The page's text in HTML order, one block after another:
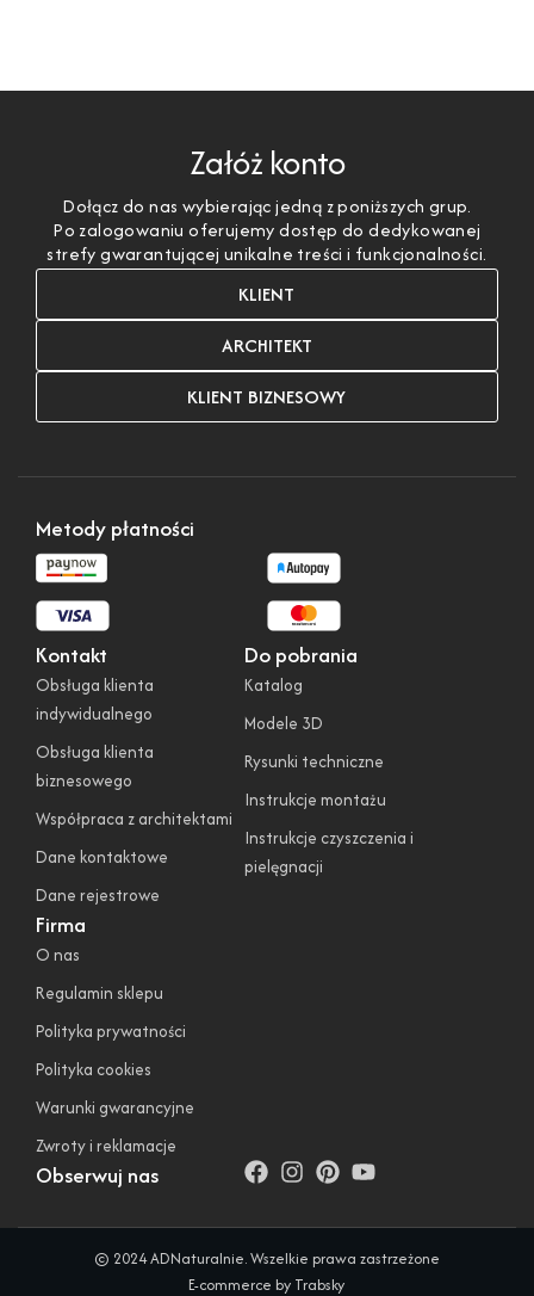
Załóż konto
Dołącz do nas wybierając jedną z poniższych grup.
Po zalogowaniu oferujemy dostęp do dedykowanej
strefy gwarantującej unikalne treści i funkcjonalności.
KLIENT
ARCHITEKT
KLIENT BIZNESOWY
Firma
O nas
Regulamin sklepu
Polityka prywatności
Polityka cookies
Warunki gwarancyjne
Zwroty i reklamacje
Kontakt
Obsługa klienta
indywidualnego
Obsługa klienta
biznesowego
Współpraca z architektami
Dane kontaktowe
Dane rejestrowe
Do pobrania
Katalog
Modele 3D
Rysunki techniczne
Instrukcje montażu
Instrukcje czyszczenia i
pielęgnacji
Metody płatności
Obserwuj nas
© 2024 ADNaturalnie. Wszelkie prawa zastrzeżone
E-commerce by Trabsky